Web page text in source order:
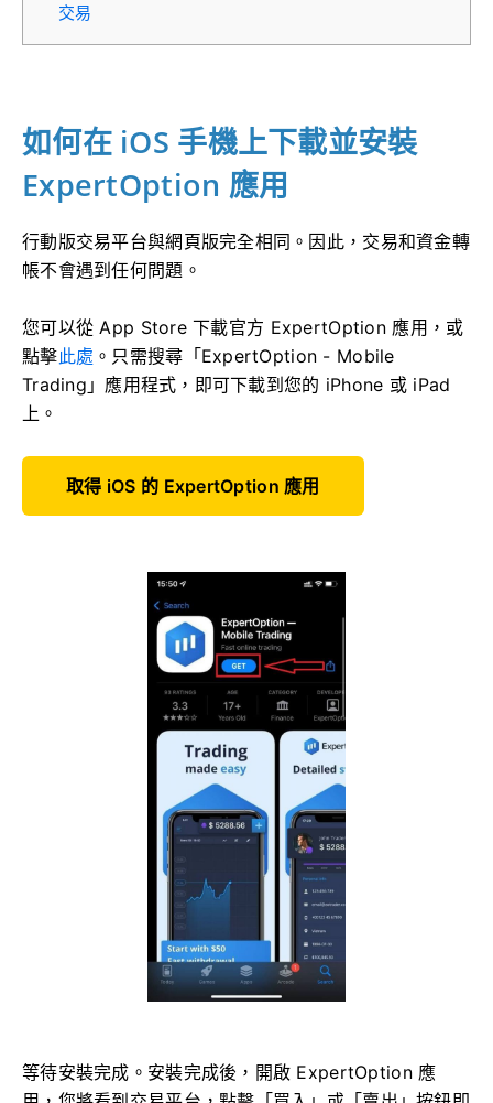
交易
如何在 iOS 手機上下載並安裝
ExpertOption 應用
行動版交易平台與網頁版完全相同。因此，交易和資金轉
帳不會遇到任何問題。
您可以從 App Store 下載官方 ExpertOption 應用，或
點擊此處 。只需搜尋「ExpertOption - Mobile
Trading」應用程式，即可下載到您的 iPhone 或 iPad
上。
取得 iOS 的 ExpertOption 應用
等待安裝完成。安裝完成後，開啟 ExpertOption 應